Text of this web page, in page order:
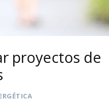
proyectos de